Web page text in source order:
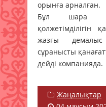
орынға арналған.
Бұл шара
қолжетімділігін
жазғы
сұранысты
дейді компанияда.
Жаңалықтар